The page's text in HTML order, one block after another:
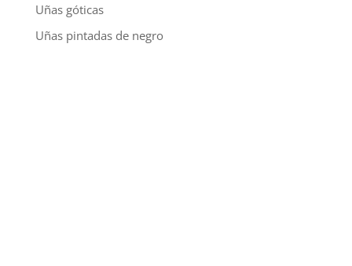
Uñas góticas
Uñas pintadas de negro